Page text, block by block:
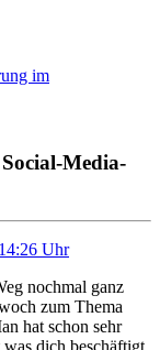
im
Media-
Uhr
nochmal ganz
zum Thema
hat schon sehr
dich beschäftigt